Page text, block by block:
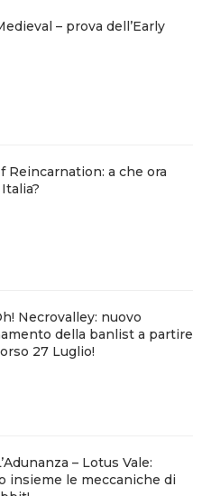
– prova dell’Early
Reincarnation: a che ora
Necrovalley: nuovo
della banlist a partire
27 Luglio!
– Lotus Vale:
insieme le meccaniche di